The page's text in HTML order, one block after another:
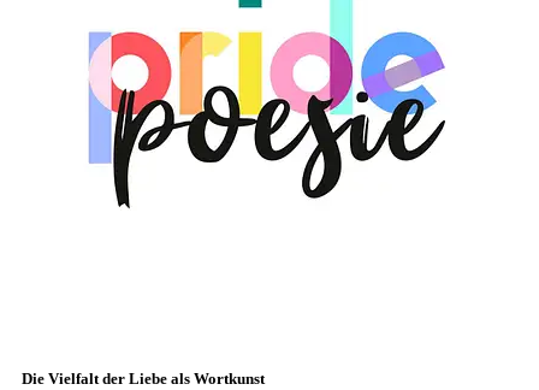
Die Vielfalt der Liebe als Wortkunst